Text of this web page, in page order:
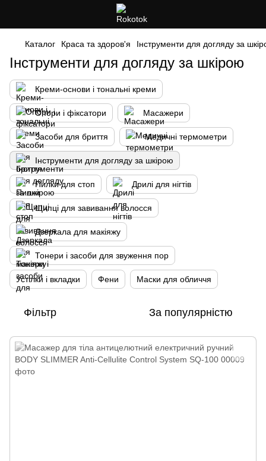
Каталог Краса та здоров'я Інструменти для догляду за
Інструменти для догляду за шкірою
Креми-основи і тональні креми
Опори і фіксатори Масажери
Засоби для бриття Медичні термометри
Інструменти для догляду за шкірою
Пилки для стоп Дрилі для нігтів
Щипці для завивання волосся
Дзеркала для макіяжу
Тонери і засоби для звуження пор
Устілки і вкладки Фени Маски для обличчя
Фільтр За популярністю